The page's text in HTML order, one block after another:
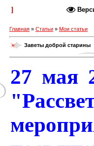
Каталог статей
Главная » Статьи » Мои статьи
Заветы доброй старины
27 мая